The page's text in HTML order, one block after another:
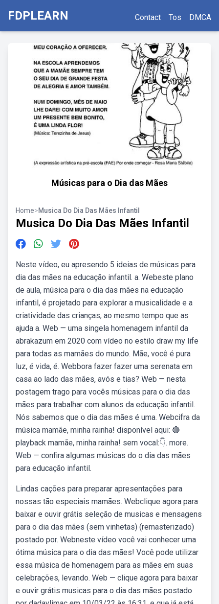
FDPLEARN Contact Tos DMCA
Músicas para o Dia das Mães
Home>Musica Do Dia Das Mães Infantil
Musica Do Dia Das Mães Infantil
Neste vídeo, eu apresendo 5 ideias de músicas para
dia das mães na educação infantil. a. Webeste plano
de aula, música para o dia das mães na educação
infantil, é projetado para explorar a musicalidade e a
criatividade das crianças, ao mesmo tempo que as
ajuda a. Web — uma singela homenagem infantil da
abrakazum em 2020 com vídeo no estilo draw my life
para todas as mamães do mundo. Mãe, você é pura
luz, é vida, é. Webbora fazer fazer uma serenata em
casa ao lado das mães, avós e tias? Web — nesta
postagem trago para vocês músicas para o dia das
mães para trabalhar com alunos da educação infantil.
Nós sabemos que o dia das mães é uma. Webcifra da
música mamãe, minha rainha! disponível aqui: 🔴
playback mamãe, minha rainha! sem vocal:👇. more.
Web — confira algumas músicas do o dia das mães
para educação infantil.
Lindas cações para preparar apresentações para
nossas tão especiais mamães. Webclique agora para
baixar e ouvir grátis seleção de musicas e mensagens
para o dia das mães (sem vinhetas) (remasterizado)
postado por. Webneste vídeo você vai conhecer uma
ótima música para o dia das mães! Você pode utilizar
essa música de homenagem para as mães em suas
celebrações, levando. Web — clique agora para baixar
e ouvir grátis musicas para o dia das mães postado